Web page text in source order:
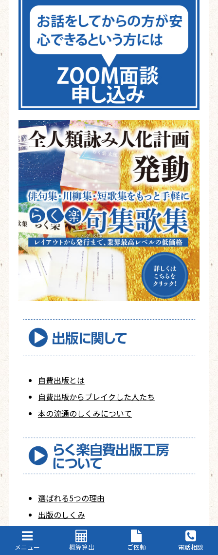
自費出版とは
自費出版からブレイクした人たち
本の流通のしくみについて
選ばれる5つの理由
出版のしくみ
保有する設備のご紹介
取り扱うサイズ・用紙の
ご紹介
メニュー 概算算出 ご依頼 電話相談